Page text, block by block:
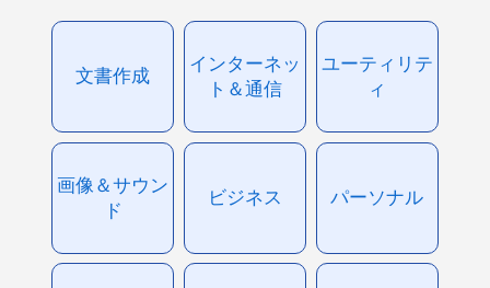
文書作成
インターネッ
ト＆通信
ユーティリテ
ィ
画像＆サウン
ド
ビジネス パーソナル